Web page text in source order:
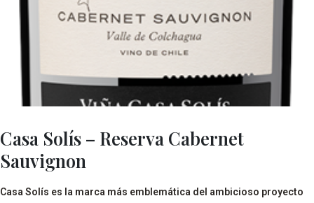
Casa Solís – Reserva Cabernet
Sauvignon
Casa Solís es la marca más emblemática del ambicioso proyecto